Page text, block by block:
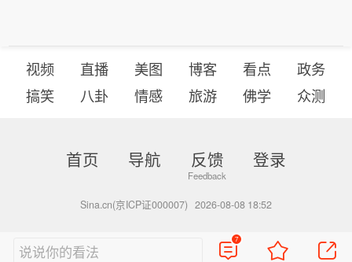
视频 直播 美图 博客 看点
政务
搞笑
八卦 情感 旅游 佛学 众测
首页 导航 反馈 登录
Sina.cn(京ICP证000007) 2026-08-08 18:52
说说你的看法
7